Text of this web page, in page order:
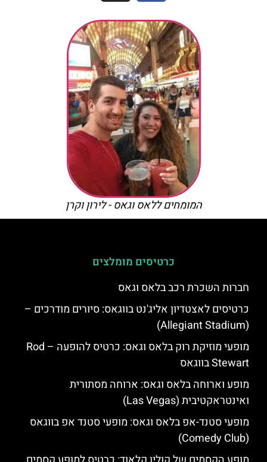
המומחים ללאס וגאס - לירון וקרן
כרטיסים מומלצים
חברות השכרת רכב בלאס וגאס
כרטיסים לאצטדיון אליג'נט בווגאס: סיורים מודרכים –
(Allegiant Stadium)
מופעי מוזיקת רוק בלאס וגאס: כרטיס להופעה – Rod
Stewart בווגאס
מופע וארוחה בלאס וגאס: ארוחה מסתורית
ואינטראקטיבית (Las Vegas)
מופעי סטנד-אפ בלאס וגאס: מופעי סטנד אפ בווגאס
(Comedy Club)